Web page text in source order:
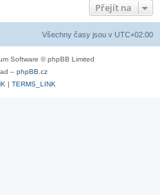
Přejít na
Všechny časy jsou v UTC+02:00
Software © phpBB Limited
– phpBB.cz
| TERMS_LINK